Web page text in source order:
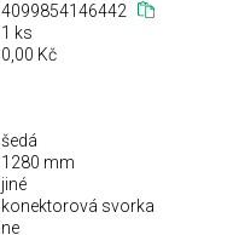
4099854146442
1 ks
0,00 Kč
šedá
1280 mm
jiné
konektorová svorka
ne